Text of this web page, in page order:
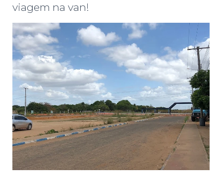
viagem na van!